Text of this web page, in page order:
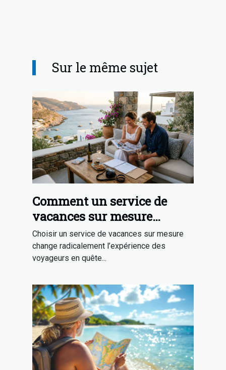
Sur le même sujet
Comment un service de
vacances sur mesure
transforme-t-il votre séjour
?
Choisir un service de vacances sur mesure
change radicalement l’expérience des
voyageurs en quête...